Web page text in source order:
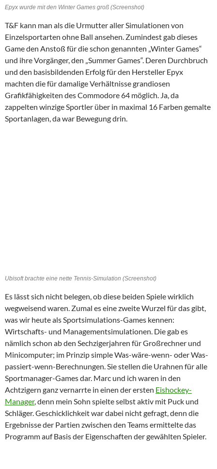
Epyx wurde mit den Winter Games groß (Screenshot)
T&F kann man als die Urmutter aller Simulationen von
Einzelsportarten ohne Ball ansehen. Zumindest gab dieses
Game den Anstoß für die schon genannten „Winter Games“
und ihre Vorgänger, den „Summer Games“. Deren Durchbruch
und den basisbildenden Erfolg für den Hersteller Epyx
machten die für damalige Verhältnisse grandiosen
Grafikfähigkeiten des Commodore 64 möglich. Ja, da
zappelten winzige Sportler über in maximal 16 Farben gemalte
Sportanlagen, da war Bewegung drin.
Ubisoft brachte eine nette Tennis-Simulation (Screenshot)
Es lässt sich nicht belegen, ob diese beiden Spiele wirklich
wegweisend waren. Zumal es eine zweite Wurzel für das gibt,
was wir heute als Sportsimulations-Games kennen:
Wirtschafts- und Managementsimulationen. Die gab es
nämlich schon ab den Sechzigerjahren für Großrechner und
Minicomputer; im Prinzip simple Was-wäre-wenn- oder Was-
passiert-wenn-Berechnungen. Sie stellen die Urahnen für alle
Sportmanager-Games dar. Marc und ich waren in den
Achtzigern ganz vernarrte in einen der ersten Eishockey-
Manager, denn mein Sohn spielte selbst aktiv mit Puck und
Schläger. Geschicklichkeit war dabei nicht gefragt, denn die
Ergebnisse der Partien zwischen den Teams ermittelte das
Programm auf Basis der Eigenschaften der gewählten Spieler.